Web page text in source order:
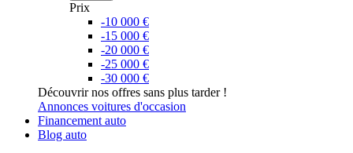
Prix
-10 000 €
-15 000 €
-20 000 €
-25 000 €
-30 000 €
Découvrir nos offres sans plus tarder !
Annonces voitures d'occasion
Financement auto
Blog auto